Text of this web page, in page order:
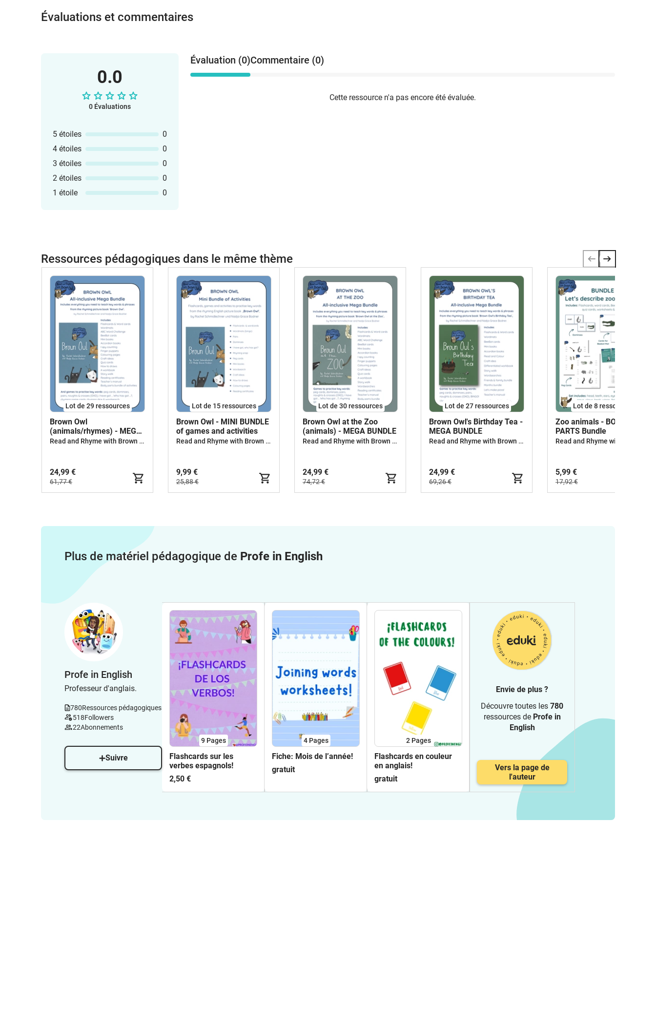
Évaluations et commentaires
0.0
0 Évaluations
5 étoiles
0
4 étoiles
0
3 étoiles
0
2 étoiles
0
1 étoile
0
Évaluation (0)Commentaire (0)
Cette ressource n'a pas encore été évaluée.
Ressources pédagogiques dans le même thème
Lot de 29 ressources
Brown Owl
(animals/rhymes) - MEGA
BUNDLE
Read and Rhyme with Brown Owl
24,99 €
61,77 €
Lot de 15 ressources
Brown Owl - MINI BUNDLE
of games and activities
Read and Rhyme with Brown Owl
9,99 €
25,88 €
Lot de 30 ressources
Brown Owl at the Zoo
(animals) - MEGA BUNDLE
Read and Rhyme with Brown Owl
24,99 €
74,72 €
Lot de 27 ressources
Brown Owl's Birthday Tea -
MEGA BUNDLE
Read and Rhyme with Brown Owl
24,99 €
69,26 €
Lot de 8 ressources
Zoo animals - BODY
PARTS Bundle
5,99 €
17,92 €
Plus de matériel pédagogique de Profe in English
Profe in English
Professeur d'anglais.
780Ressources pédagogiques
518Followers
22Abonnements
Suivre
9 Pages
Flashcards sur les
verbes espagnols!
2,50 €
4 Pages
Fiche: Mois de l’année!
gratuit
2 Pages
Flashcards en couleur
en anglais!
gratuit
Envie de plus ?
Découvre toutes les 780
ressources de Profe in
English
Vers la page de
l'auteur